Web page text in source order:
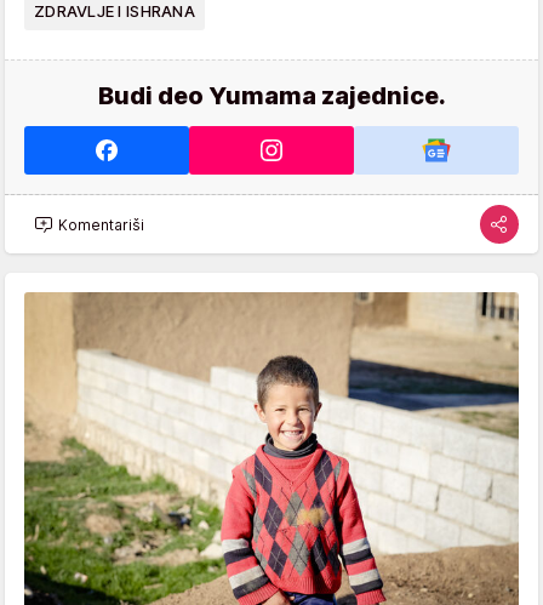
ZDRAVLJE I ISHRANA
Budi deo Yumama zajednice.
Komentariši